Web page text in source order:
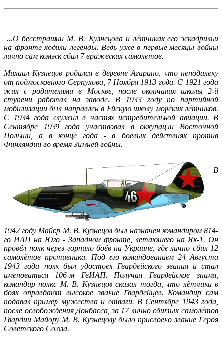
...О бесстрашии М. В. Кузнецова и лётчиках его эскадрильи
на фронте ходили легенды. Ведь уже в первые месяцы войны
лично сам комэск сбил 7 вражеских самолетов.
Михаил Кузнецов родился в деревне Агарино, что неподалеку
от подмосковного Серпухова, 7 Ноября 1913 года. С 1921 года
жил с родителями в Москве, после окончания школы 2-й
ступени работал на заводе. В 1933 году по партийной
мобилизации был направлен в Ейскую школу морских лётчиков.
С 1934 года служил в частях истребительной авиации. В
Сентябре 1939 года участвовал в оккупации Восточной
Польши, а в конце года - в боевых действиях против
Финляндии во время Зимней войны.
В
1942 году Майор М. В. Кузнецов был назначен командиром 814-
го ИАП на Юго - Западном фронте, летающего на Як-1. Он
провёл полк через горнило боёв на Украине, где лично сбил 12
самолётов противника. Под его командованием 24 Августа
1943 года полк был удостоен Гвардейского звания и стал
именоваться 106-м ГвИАП. Получая Гвардейское знамя,
командир полка М. В. Кузнецов сказал тогда, что лётчики в
боях оправдают высокое звание Гвардейцев. Командир сам
подавал пример мужества и отваги. В Сентябре 1943 года,
после освобождения Донбасса, за 17 лично сбитых самолётов
Гвардии Майору М. В. Кузнецову было присвоено звание Героя
Советского Союза.